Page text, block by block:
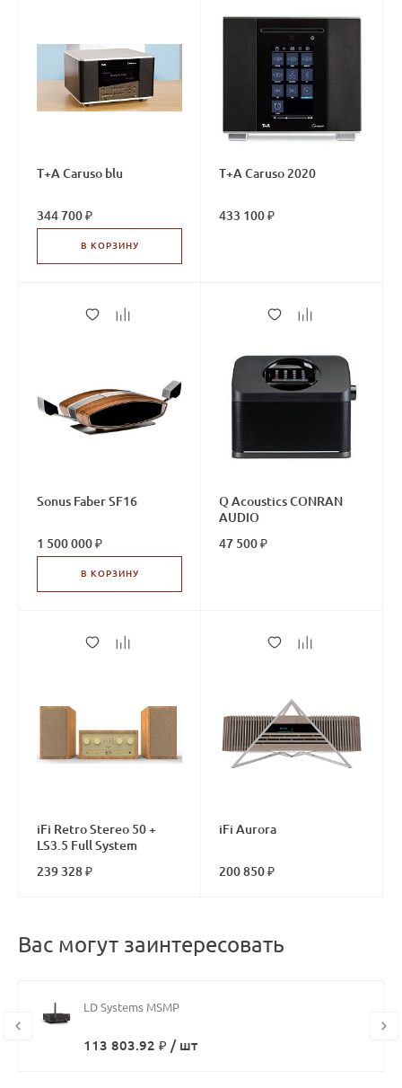
T+A Caruso blu
344 700 ₽
В КОРЗИНУ
T+A Caruso 2020
433 100 ₽
Sonus Faber SF16
1 500 000 ₽
В КОРЗИНУ
Q Acoustics CONRAN
AUDIO
47 500 ₽
iFi Retro Stereo 50 +
LS3.5 Full System
239 328 ₽
iFi Aurora
200 850 ₽
Вас могут заинтересовать
LD Systems MSMP
113 803.92 ₽ / шт